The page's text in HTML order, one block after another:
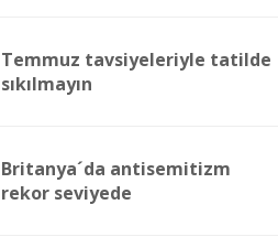
Temmuz tavsiyeleriyle tatilde
sıkılmayın
Britanya´da antisemitizm
rekor seviyede